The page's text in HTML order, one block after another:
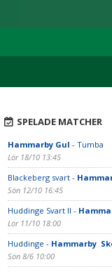
SPELADE MATCHER
Hammarby Gul - Tumba
Lör 18/10 13:45
Blackeberg svart -
Sön 12/10 16:45
Huddinge Svart II -
Lör 11/10 18:00
Huddinge - Hammarby
Sön 8/6 10:00